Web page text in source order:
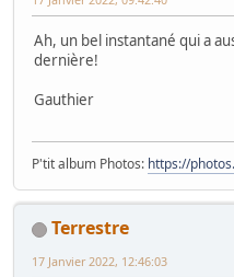
Ah, un bel instantané qui a
dernière!
Gauthier
P'tit album Photos: https://
Terrestre
17 Janvier 2022, 12:46:03